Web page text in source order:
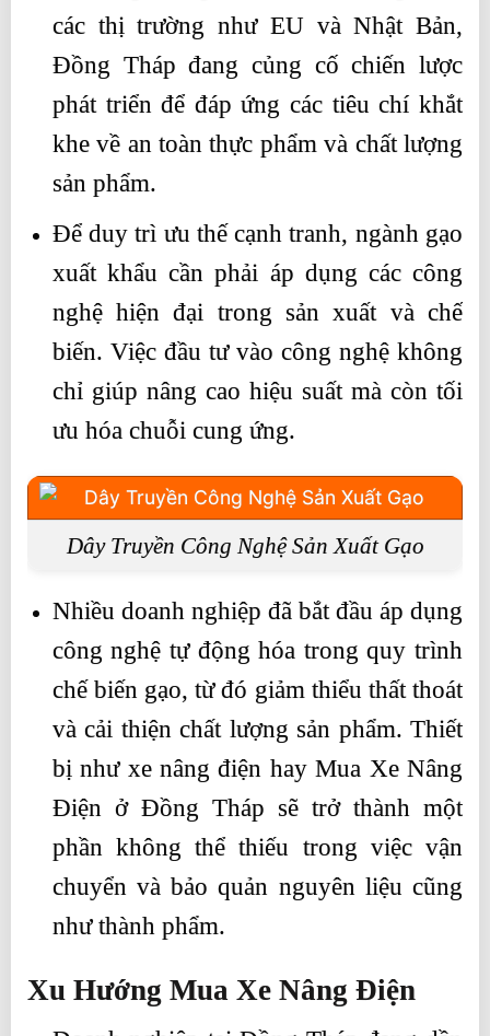
các thị trường như EU và Nhật Bản,
Đồng Tháp đang củng cố chiến lược
phát triển để đáp ứng các tiêu chí khắt
khe về an toàn thực phẩm và chất lượng
sản phẩm.
Để duy trì ưu thế cạnh tranh, ngành gạo
xuất khẩu cần phải áp dụng các công
nghệ hiện đại trong sản xuất và chế
biến. Việc đầu tư vào công nghệ không
chỉ giúp nâng cao hiệu suất mà còn tối
ưu hóa chuỗi cung ứng.
Dây Truyền Công Nghệ Sản Xuất Gạo
Nhiều doanh nghiệp đã bắt đầu áp dụng
công nghệ tự động hóa trong quy trình
chế biến gạo, từ đó giảm thiểu thất thoát
và cải thiện chất lượng sản phẩm. Thiết
bị như xe nâng điện hay Mua Xe Nâng
Điện ở Đồng Tháp sẽ trở thành một
phần không thể thiếu trong việc vận
chuyển và bảo quản nguyên liệu cũng
như thành phẩm.
Xu Hướng Mua Xe Nâng Điện